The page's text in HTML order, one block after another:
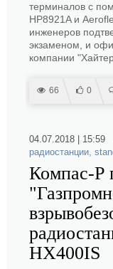
терминалов с
HP8921A и
инженеров
экзаменом, и
компании
66 0
04.07.2018 | 15:59
радиостанции,
Компас-Р
HX400IS